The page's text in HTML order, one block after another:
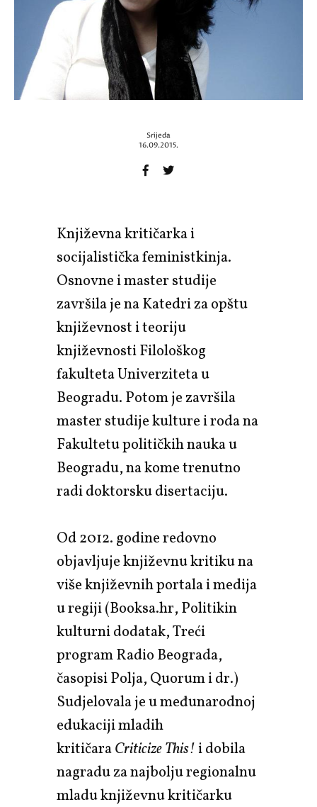
Srijeda
16.09.2015.
Književna kritičarka i
socijalistička feministkinja.
Osnovne i master studije
završila je na Katedri za opštu
književnost i teoriju
književnosti Filološkog
fakulteta Univerziteta u
Beogradu. Potom je završila
master studije kulture i roda na
Fakultetu političkih nauka u
Beogradu, na kome trenutno
radi doktorsku disertaciju.
Od 2012. godine redovno
objavljuje književnu kritiku na
više književnih portala i medija
u regiji (Booksa.hr, Politikin
kulturni dodatak, Treći
program Radio Beograda,
časopisi Polja, Quorum i dr.)
Sudjelovala je u međunarodnoj
edukaciji mladih
kritičaraCriticize This! i dobila
nagradu za najbolju regionalnu
mladu književnu kritičarku